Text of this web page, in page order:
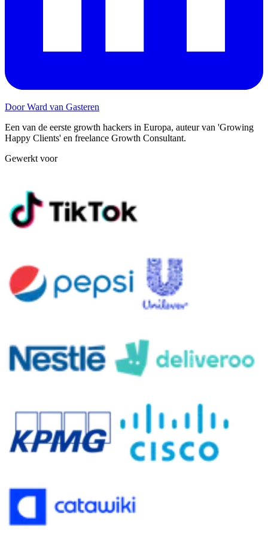
Door Ward van Gasteren
Een van de eerste growth hackers in Europa, auteur van 'Growing
Happy Clients' en freelance Growth Consultant.
Gewerkt voor